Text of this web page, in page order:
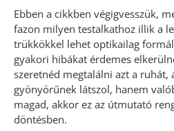
Ebben a cikkben végigvesszük,
fazon milyen testalkathoz illik a
trükkökkel lehet optikailag
gyakori hibákat érdemes
szeretnéd megtalálni azt a ruhát,
gyönyörűnek látszol, hanem
magad, akkor ez az útmutató
döntésben.